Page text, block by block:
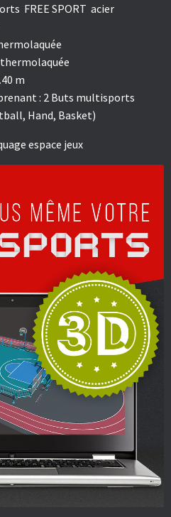
FREE SPORT acier
m
: 2 Buts multisports
Hand, Basket)
espace jeux